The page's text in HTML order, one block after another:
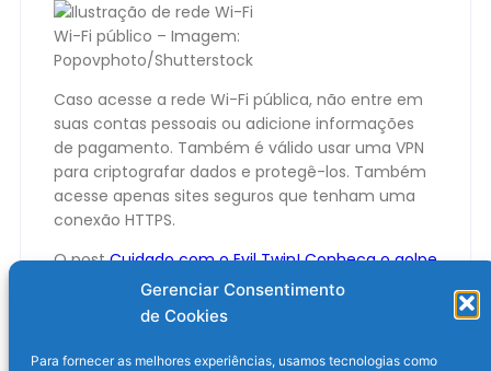
Gerenciar Consentimento
de Cookies
Para fornecer as melhores experiências, usamos tecnologias como
Wi-Fi público – Imagem:
Popovphoto/Shutterstock
Caso acesse a rede Wi-Fi pública, não entre em
suas contas pessoais ou adicione informações
de pagamento. Também é válido usar uma VPN
para criptografar dados e protegê-los. Também
acesse apenas sites seguros que tenham uma
conexão HTTPS.
O postCuidado com o Evil Twin! Conheça o golpe
do Wi-Fi falso e veja como se prevenir
primeiro em Olhar Digital